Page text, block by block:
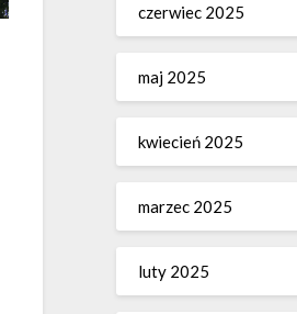
czerwiec 2025
maj 2025
kwiecień 2025
marzec 2025
luty 2025